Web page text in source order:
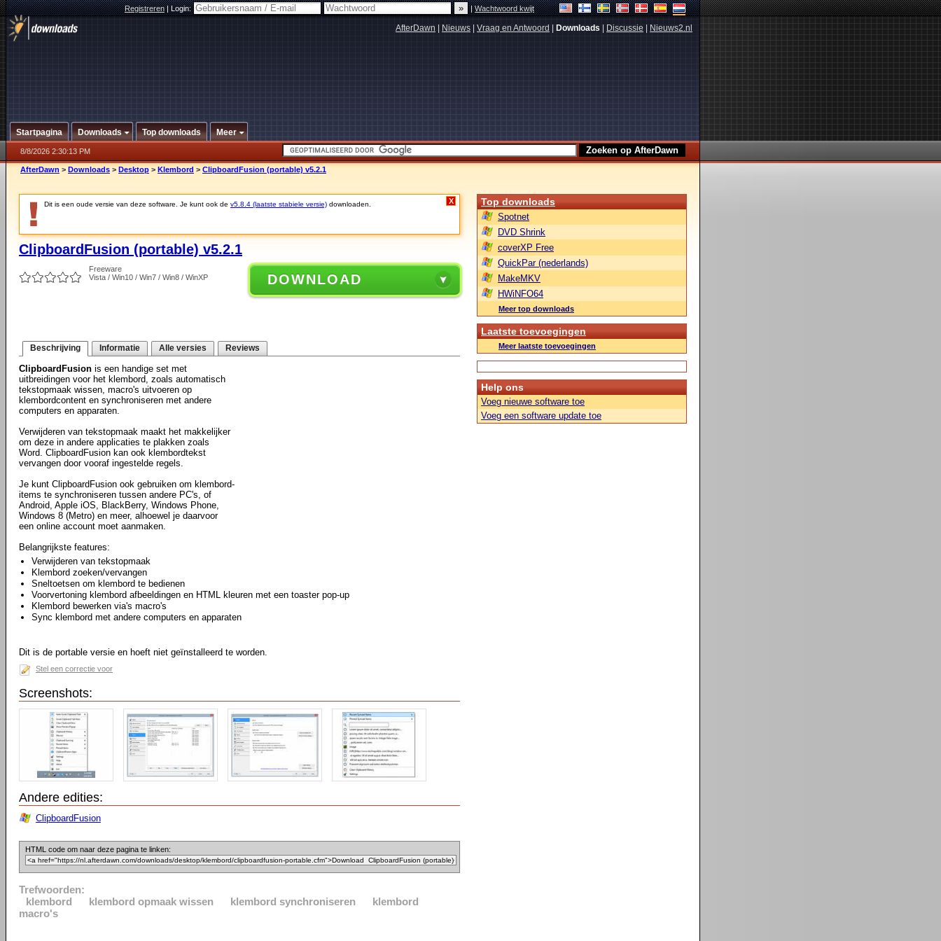
Registreren|Login: |Wachtwoord kwijt
AfterDawn Nieuws Vraag en Antwoord Downloads Discussie Nieuws2.nl
Startpagina Downloads Top downloads Meer
8/8/2026 2:30:13 PM
AfterDawn > Downloads > Desktop > Klembord > ClipboardFusion (portable) v5.2.1
Dit is een oude versie van deze software. Je kunt ook de v5.8.4 (laatste stabiele versie) downloaden. X
ClipboardFusion (portable) v5.2.1
Freeware
Vista / Win10 / Win7 / Win8 / WinXP
DOWNLOAD
Beschrijving Informatie Alle versies Reviews
ClipboardFusion is een handige set met
uitbreidingen voor het klembord, zoals automatisch
tekstopmaak wissen, macro's uitvoeren op
klembordcontent en synchroniseren met andere
computers en apparaten.
Verwijderen van tekstopmaak maakt het makkelijker
om deze in andere applicaties te plakken zoals
Word. ClipboardFusion kan ook klembordtekst
vervangen door vooraf ingestelde regels.
Je kunt ClipboardFusion ook gebruiken om klembord-
items te synchroniseren tussen andere PC's, of
Android, Apple iOS, BlackBerry, Windows Phone,
Windows 8 (Metro) en meer, alhoewel je daarvoor
een online account moet aanmaken.
Belangrijkste features:
Verwijderen van tekstopmaak
Klembord zoeken/vervangen
Sneltoetsen om klembord te bedienen
Voorvertoning klembord afbeeldingen en HTML kleuren met een toaster pop-up
Klembord bewerken via's macro's
Sync klembord met andere computers en apparaten
Dit is de portable versie en hoeft niet geïnstalleerd te worden.
Stel een correctie voor
Screenshots:
Andere edities:
ClipboardFusion
HTML code om naar deze pagina te linken:
Trefwoorden:
klembord
klembord opmaak wissen klembord synchroniseren
klembord
macro's
Top downloads
Spotnet
DVD Shrink
coverXP Free
QuickPar (nederlands)
MakeMKV
HWiNFO64
Meer top downloads
Laatste toevoegingen
Meer laatste toevoegingen
Help ons
Voeg nieuwe software toe
Voeg een software update toe